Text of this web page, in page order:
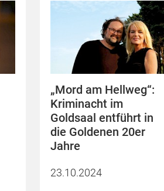
„Mord am Hellweg“:
Kriminacht im
Goldsaal entführt in
die Goldenen 20er
Jahre
23.10.2024